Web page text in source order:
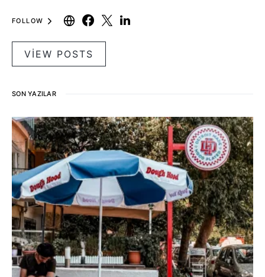
FOLLOW
VIEW POSTS
SON YAZILAR